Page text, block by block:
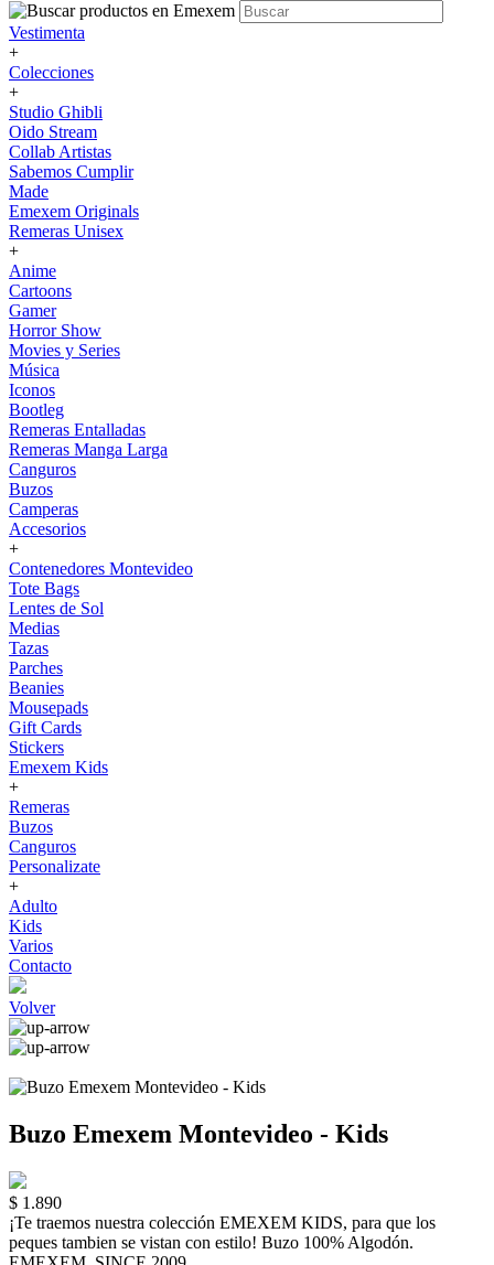
Vestimenta
+
Colecciones
+
Studio Ghibli
Oido Stream
Collab Artistas
Sabemos Cumplir
Made
Emexem Originals
Remeras Unisex
+
Anime
Cartoons
Gamer
Horror Show
Movies y Series
Música
Iconos
Bootleg
Remeras Entalladas
Remeras Manga Larga
Canguros
Buzos
Camperas
Accesorios
+
Contenedores Montevideo
Tote Bags
Lentes de Sol
Medias
Tazas
Parches
Beanies
Mousepads
Gift Cards
Stickers
Emexem Kids
+
Remeras
Buzos
Canguros
Personalizate
+
Adulto
Kids
Varios
Contacto
Volver
Buzo Emexem Montevideo - Kids
$ 1.890
¡Te traemos nuestra colección EMEXEM KIDS, para que los
peques tambien se vistan con estilo! Buzo 100% Algodón.